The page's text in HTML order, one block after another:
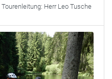
Tourenleitung: Herr Leo Tusche